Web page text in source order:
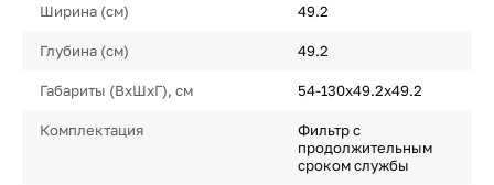
Ширина (см) 49.2
Глубина (см) 49.2
Габариты (ВхШхГ), см 54-130х49.2х49.2
Комплектация
Фильтр с
продолжительным
сроком службы